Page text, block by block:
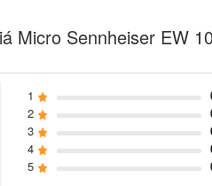
Micro Sennheiser EW
1
2
3
4
5